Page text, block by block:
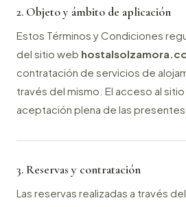
2. Objeto y ámbito de aplicación
Estos Términos y Condiciones
del sitio web
contratación de servicios de
través del mismo. El acceso al
aceptación plena de las
3. Reservas y contratación
Las reservas realizadas a través